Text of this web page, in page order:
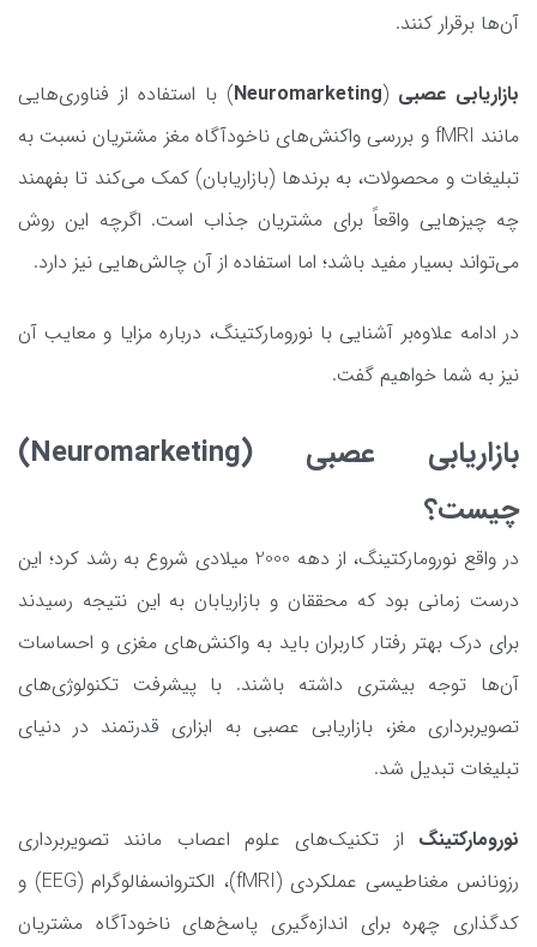
آن‌ها برقرار کنند.
بازاریابی عصبی (
Neuromarketing) با استفاده از فناوری‌هایی
مانند fMRI و بررسی واکنش‌های ناخودآگاه مغز مشتریان نسبت به
تبلیغات و محصولات، به برندها (بازاریابان) کمک می‌کند تا بفهمند
چه چیزهایی واقعاً برای مشتریان جذاب است. اگرچه این روش
می‌تواند بسیار مفید باشد؛ اما استفاده از آن چالش‌هایی نیز دارد.
در ادامه علاوه‌بر آشنایی با نورومارکتینگ، درباره مزایا و معایب آن
نیز به شما خواهیم گفت.
بازاریابی عصبی (Neuromarketing)
چیست؟
در واقع نورومارکتینگ، از دهه 2000 میلادی شروع به رشد کرد؛ این
درست زمانی بود که محققان و بازاریابان به این نتیجه رسیدند
برای درک بهتر رفتار کاربران باید به واکنش‌های مغزی و احساسات
آن‌ها توجه بیشتری داشته باشند. با پیشرفت تکنولوژی‌های
تصویربرداری مغز، بازاریابی عصبی به ابزاری قدرتمند در دنیای
تبلیغات تبدیل شد.
نورومارکتینگ از تکنیک‌های علوم اعصاب مانند تصویربرداری
رزونانس مغناطیسی عملکردی (fMRI)، الکتروانسفالوگرام (EEG) و
کدگذاری چهره برای اندازه‌گیری پاسخ‌های ناخودآگاه مشتریان